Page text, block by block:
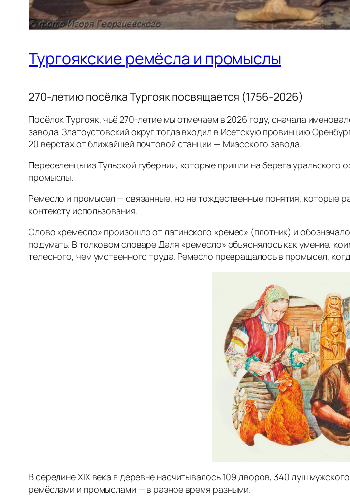
Тургоякские ремёсла и промыслы
270-летию посёлка Тургояк посвящается (1756-2026)
Посёлок Тургояк, чьё 270‑летие мы отмечаем в 2026 году, сначала
завода. Златоустовский округ тогда входил в Исетскую провинцию
20 верстах от ближайшей почтовой станции — Миасского завода.
Переселенцы из Тульской губернии, которые пришли на берега
промыслы.
Ремесло и промысел — связанные, но не тождественные понятия, которые
контексту использования.
Слово «ремесло» произошло от латинского «ремес» (плотник) и
подумать. В толковом словаре Даля «ремесло» объяснялось как умение,
телесного, чем умственного труда. Ремесло превращалось в промысел,
В середине XIX века в деревне насчитывалось 109 дворов, 340 душ
ремёслами и промыслами — в разное время разными.